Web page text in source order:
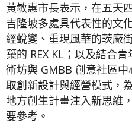
黃敏惠市長表示，在五天
吉隆坡多處具代表性的文
經蛻變、重現風華的茨廠
築的 REX KL；以及結合
術坊與 GMBB 創意社區
取創新設計與經營模式，
地方創生計畫注入新思維
要參考。